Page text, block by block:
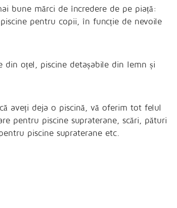
bune mărci de încredere de pe piață:
pentru copii, în funcție de nevoile
din oțel, piscine detașabile din lemn și
aveți deja o piscină, vă oferim tot felul
pentru piscine supraterane, scări, pături
piscine supraterane etc.